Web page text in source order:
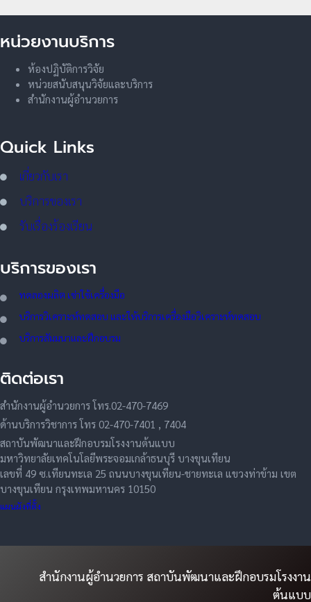
หน่วยงานบริการ
ห้องปฏิบัติการวิจัย
หน่วยสนับสนุนวิจัยและบริการ
สำนักงานผู้อำนวยการ
Quick Links
เกี่ยวกับเรา
บริการของเรา
รับเรื่องร้องเรียน
บริการของเรา
ทดลองผลิต เช่าใช้เครื่องมือ
บริการวิเคราะห์ทดสอบ และให้บริการเครื่องมือวิเคราะห์ทดสอบ
บริการสัมมนาและฝึกอบรม
ติดต่อเรา
สำนักงานผู้อำนวยการ โทร.02-470-7469
ด้านบริการวิชาการ โทร 02-470-7401 , 7404
สถาบันพัฒนาและฝึกอบรมโรงงานต้นแบบ
มหาวิทยาลัยเทคโนโลยีพระจอมเกล้าธนบุรี บางขุนเทียน
เลขที่ 49 ซ.เทียนทะเล 25 ถนนบางขุนเทียน-ชายทะเล แขวงท่าข้าม เขต
บางขุนเทียน กรุงเทพมหานคร 10150
แผนผังที่ตั้ง
สำนักงานผู้อำนวยการ สถาบันพัฒนาและฝึกอบรมโรงงาน
ต้นแบบ